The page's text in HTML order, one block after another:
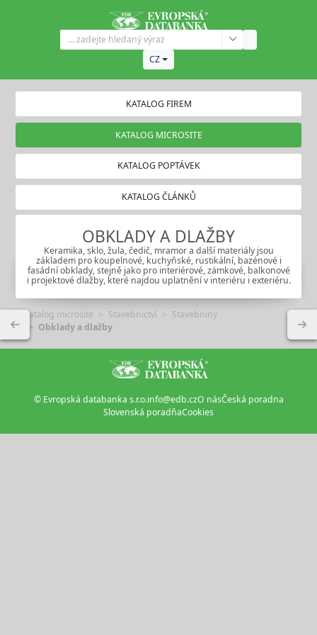
CZ
KATALOG FIREM
KATALOG MICROSITE
KATALOG POPTÁVEK
KATALOG ČLÁNKŮ
OBKLADY A DLAŽBY
Keramika, sklo, žula, čedič, mramor a další materiály jsou
základem pro koupelnové, kuchyňské, rustikální, bazénové i
fasádní obklady, stejně jako pro interiérové, zámkové, balkonové
i projektové dlažby, které najdou uplatnění v interiéru i exteriéru.
Katalog microsite Stavebnictví
Stavebniny
Obklady a dlažby
© Evropská databanka s.r.o.info@edb.czO násČeská poradna
Slovenská poradňaCookies